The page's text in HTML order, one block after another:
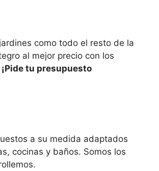
como todo el resto de la
al mejor precio con los
¡Pide tu presupuesto
a su medida adaptados
cocinas y baños. Somos los